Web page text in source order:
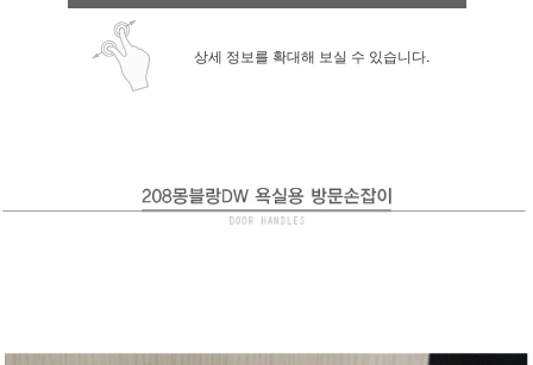
상세 정보를 확대해 보실 수 있습니다.